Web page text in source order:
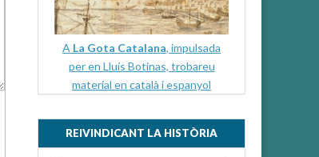
A La Gota Catalana, impulsada
per en Lluís Botinas, trobareu
material en català i espanyol
REIVINDICANT LA HISTÒRIA